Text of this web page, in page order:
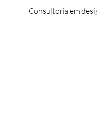
Consultoria em